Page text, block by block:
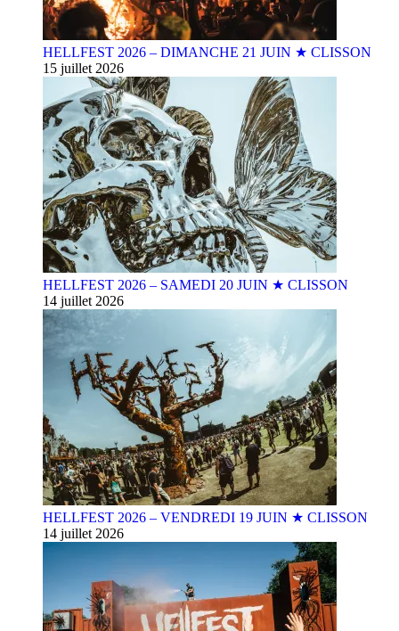
HELLFEST 2026 – DIMANCHE 21 JUIN ★ CLISSON
15 juillet 2026
HELLFEST 2026 – SAMEDI 20 JUIN ★ CLISSON
14 juillet 2026
HELLFEST 2026 – VENDREDI 19 JUIN ★ CLISSON
14 juillet 2026